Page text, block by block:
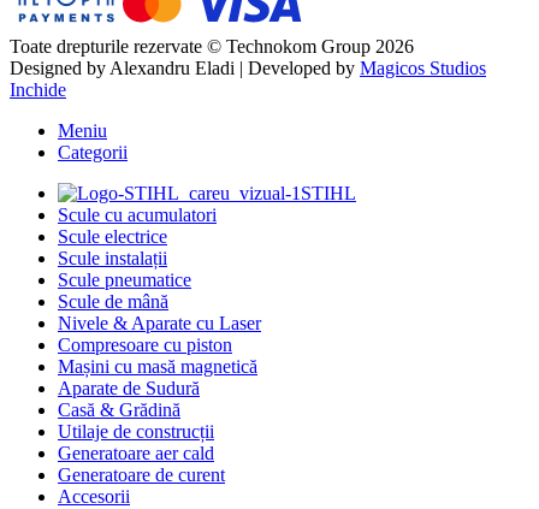
Toate drepturile rezervate © Technokom Group 2026
Designed by Alexandru Eladi | Developed by Magicos Studios
Inchide
Meniu
Categorii
STIHL
Scule cu acumulatori
Scule electrice
Scule instalații
Scule pneumatice
Scule de mână
Nivele & Aparate cu Laser
Compresoare cu piston
Mașini cu masă magnetică
Aparate de Sudură
Casă & Grădină
Utilaje de construcții
Generatoare aer cald
Generatoare de curent
Accesorii